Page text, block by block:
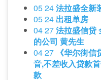
05 24法拉盛全新
05 24 出租单房
04 27法拉盛信贷
的公司 黄先生
04 27 《华尔街
音,不差收入贷款
款